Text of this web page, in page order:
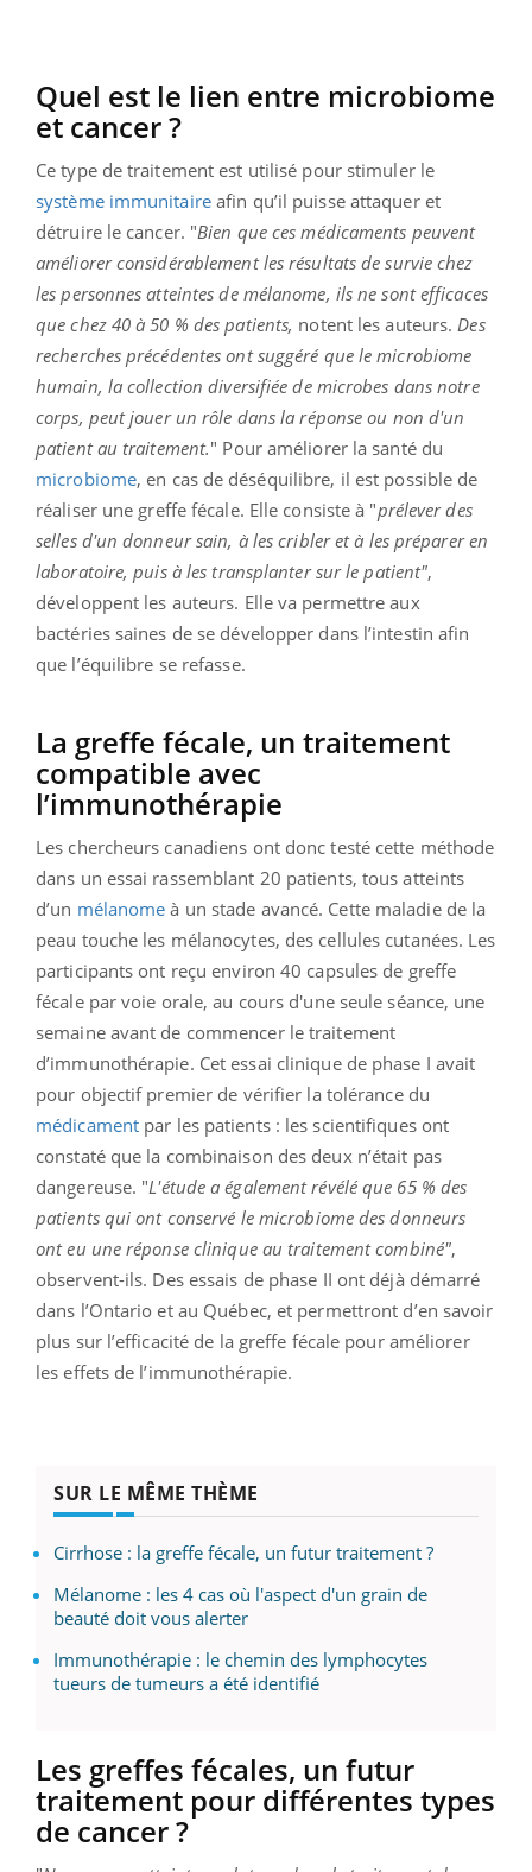
Quel est le lien entre microbiome
et cancer ?
Ce type de traitement est utilisé pour stimuler le
système immunitaireafin qu’il puisse attaquer et
détruire le cancer. "Bien que ces médicaments peuvent
améliorer considérablement les résultats de survie chez
les personnes atteintes de mélanome, ils ne sont efficaces
que chez 40 à 50 % des patients, notent les auteurs. Des
recherches précédentes ont suggéré que le microbiome
humain, la collection diversifiée de microbes dans notre
corps, peut jouer un rôle dans la réponse ou non d'un
patient au traitement." Pour améliorer la santé du
microbiome, en cas de déséquilibre, il est possible de
réaliser une greffe fécale. Elle consiste à "prélever des
selles d'un donneur sain, à les cribler et à les préparer en
laboratoire, puis à les transplanter sur le patient",
développent les auteurs. Elle va permettre aux
bactéries saines de se développer dans l’intestin afin
que l’équilibre se refasse.
La greffe fécale, un traitement
compatible avec
l’immunothérapie
Les chercheurs canadiens ont donc testé cette méthode
dans un essai rassemblant 20 patients, tous atteints
d’un mélanome à un stade avancé. Cette maladie de la
peau touche les mélanocytes, des cellules cutanées. Les
participants ont reçu environ 40 capsules de greffe
fécale par voie orale, au cours d'une seule séance, une
semaine avant de commencer le traitement
d’immunothérapie. Cet essai clinique de phase I avait
pour objectif premier de vérifier la tolérance du
médicament par les patients : les scientifiques ont
constaté que la combinaison des deux n’était pas
dangereuse. "L'étude a également révélé que 65 % des
patients qui ont conservé le microbiome des donneurs
ont eu une réponse clinique au traitement combiné",
observent-ils. Des essais de phase II ont déjà démarré
dans l’Ontario et au Québec, et permettront d’en savoir
plus sur l’efficacité de la greffe fécale pour améliorer
les effets de l’immunothérapie.
SUR LE MÊME THÈME
Cirrhose : la greffe fécale, un futur traitement ?
Mélanome : les 4 cas où l'aspect d'un grain de
beauté doit vous alerter
Immunothérapie : le chemin des lymphocytes
tueurs de tumeurs a été identifié
Les greffes fécales, un futur
traitement pour différentes types
de cancer ?